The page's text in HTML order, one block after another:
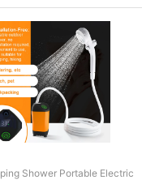
Shower Portable Electric